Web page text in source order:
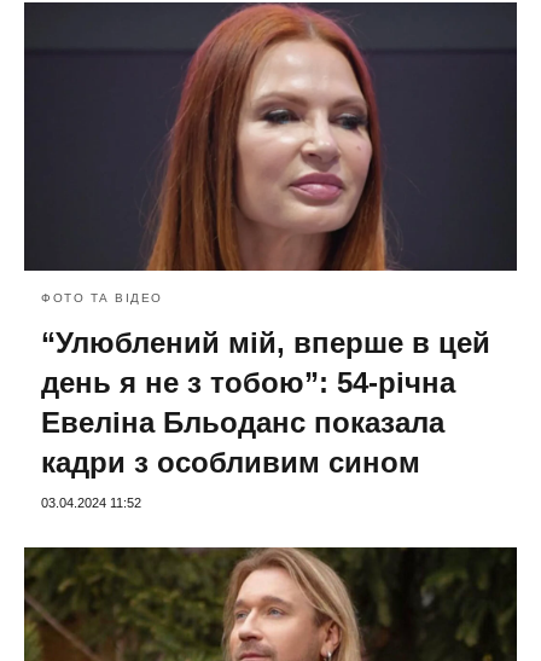
ФОТО ТА ВІДЕО
“Улюблений мій, вперше в цей
день я не з тобою”: 54-річна
Евеліна Бльоданс показала
кадри з особливим сином
03.04.2024 11:52